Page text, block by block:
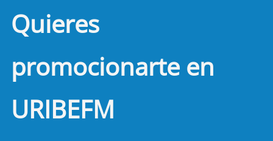
Quieres
promocionarte en
URIBEFM